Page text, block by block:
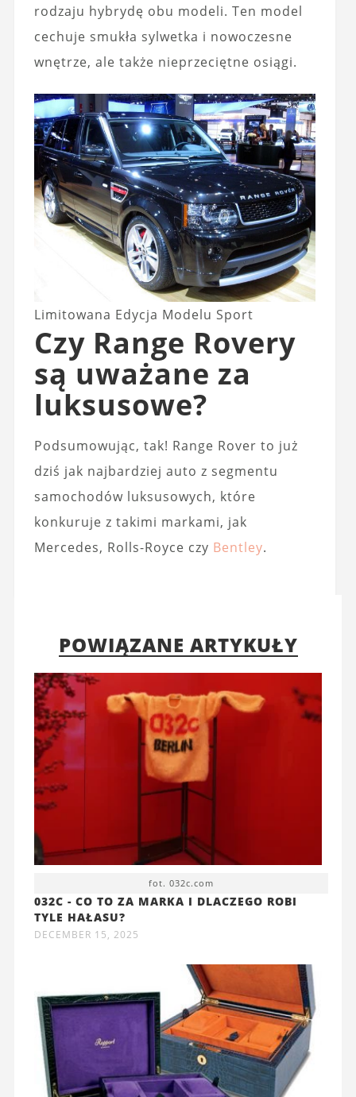
rodzaju hybrydę obu modeli. Ten model
cechuje smukła sylwetka i nowoczesne
wnętrze, ale także nieprzeciętne osiągi.
Limitowana Edycja Modelu Sport
Czy Range Rovery
są uważane za
luksusowe?
Podsumowując, tak! Range Rover to już
dziś jak najbardziej auto z segmentu
samochodów luksusowych, które
konkuruje z takimi markami, jak
Mercedes, Rolls-Royce czy Bentley.
POWIĄZANE ARTYKUŁY
fot. 032c.com
032C - CO TO ZA MARKA I DLACZEGO ROBI
TYLE HAŁASU?
DECEMBER 15, 2025